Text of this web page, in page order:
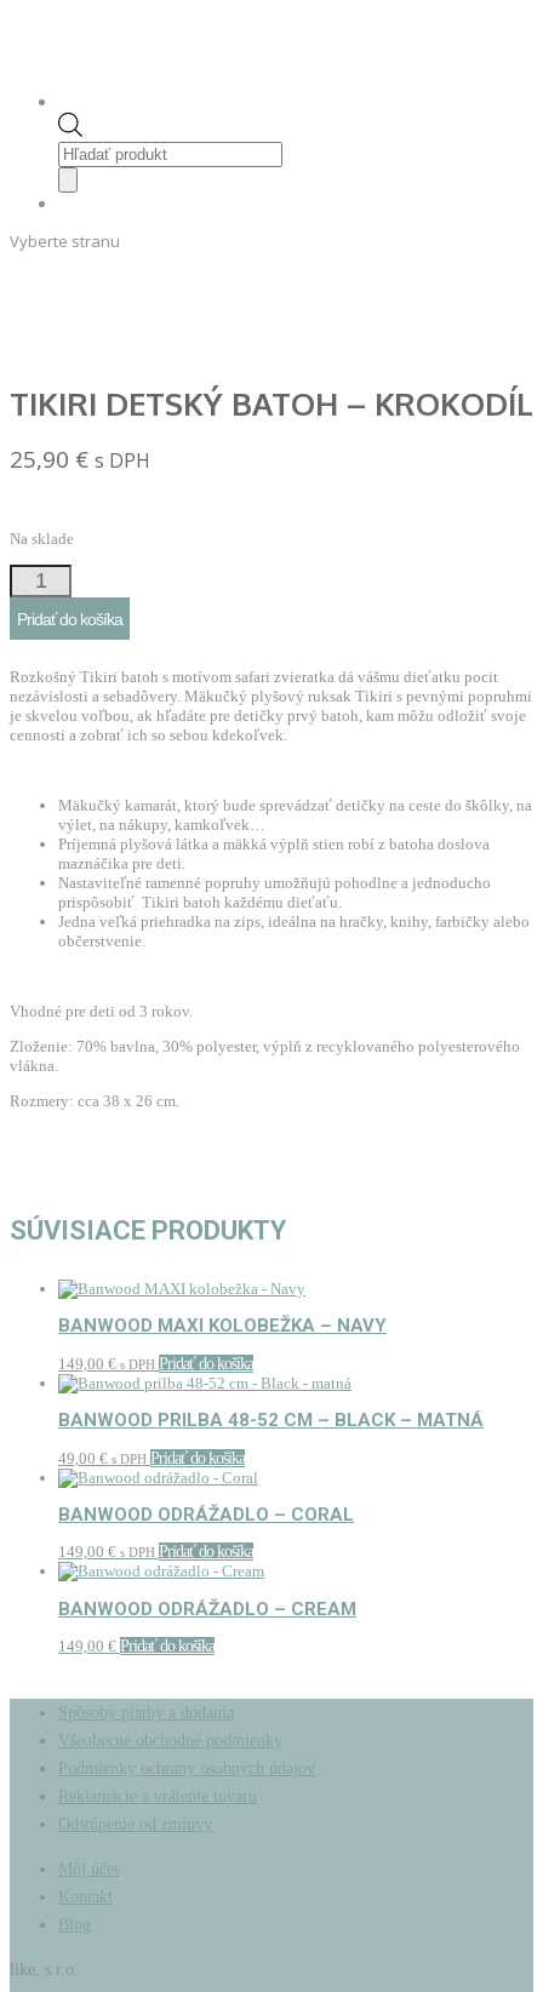
Products
search
Vyberte stranu
TIKIRI DETSKÝ BATOH – KROKODÍL
25,90 € s DPH
Na sklade
množstvo
detský
-
Krokodíl
Pridať do košíka
Rozkošný Tikiri batoh s motívom safari zvieratka dá vášmu dieťatku pocit
nezávislosti a sebadôvery. Mäkučký plyšový ruksak Tikiri s pevnými popruhmi
je skvelou voľbou, ak hľadáte pre detičky prvý batoh, kam môžu odložiť svoje
cennosti a zobrať ich so sebou kdekoľvek.
Mäkučký kamarát, ktorý bude sprevádzať detičky na ceste do škôlky, na
výlet, na nákupy, kamkoľvek…
Príjemná plyšová látka a mäkká výplň stien robí z batoha doslova
maznáčika pre deti.
Nastaviteľné ramenné popruhy umožňujú pohodlne a jednoducho
prispôsobiť Tikiri batoh každému dieťaťu.
Jedna veľká priehradka na zips, ideálna na hračky, knihy, farbičky alebo
občerstvenie.
Vhodné pre deti od 3 rokov.
Zloženie: 70% bavlna, 30% polyester, výplň z recyklovaného polyesterového
vlákna.
Rozmery: cca 38 x 26 cm.
SÚVISIACE PRODUKTY
BANWOOD MAXI KOLOBEŽKA – NAVY
149,00 € s DPH Pridať do košíka
BANWOOD PRILBA 48-52 CM – BLACK – MATNÁ
49,00 € s DPH Pridať do košíka
BANWOOD ODRÁŽADLO – CORAL
149,00 € s DPH Pridať do košíka
BANWOOD ODRÁŽADLO – CREAM
149,00 € Pridať do košíka
Spôsoby platby a dodania
Všeobecné obchodné podmienky
Podmienky ochrany osobných údajov
Reklamácie a vrátenie tovaru
Odstúpenie od zmluvy
Môj účet
Kontakt
Blog
like, s.r.o.